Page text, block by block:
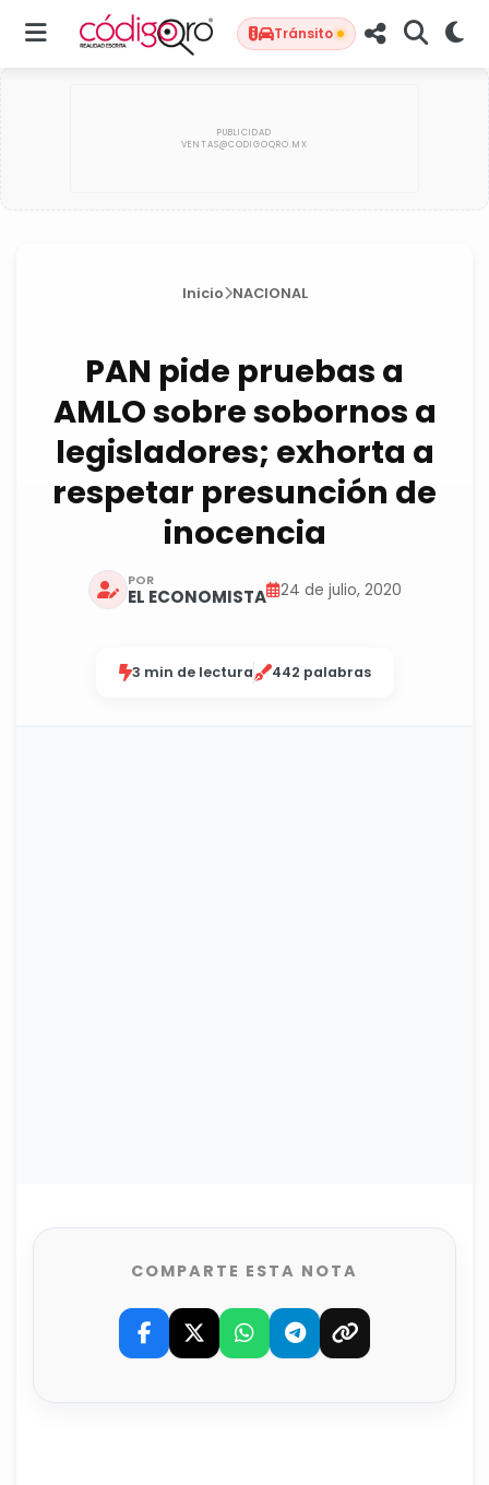
Tránsito
Inicio NACIONAL
PAN pide pruebas a
AMLO sobre sobornos a
legisladores; exhorta a
respetar presunción de
inocencia
POR
EL ECONOMISTA 24 de julio, 2020
3 min de lectura 442 palabras
COMPARTE ESTA NOTA